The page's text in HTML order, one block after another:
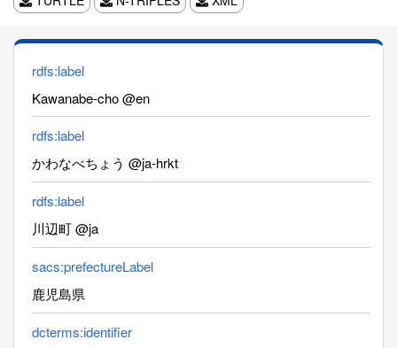
rdfs:label
Kawanabe-cho @en
rdfs:label
かわなべちょう @ja-hrkt
rdfs:label
川辺町 @ja
sacs:prefectureLabel
鹿児島県
dcterms:identifier